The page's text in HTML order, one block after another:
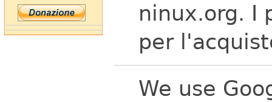
ninux.org. I
per
We use